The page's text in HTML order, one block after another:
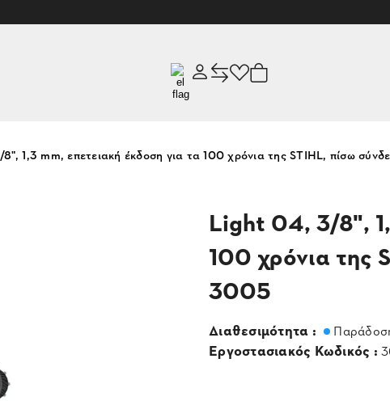
1,3 mm, επετειακή έκδοση για τα 100 χρόνια της STIHL, πίσω
Light 04, 3/8",
100 χρόνια της
3005
Διαθεσιμότητα :
Εργοστασιακός Κωδικός :